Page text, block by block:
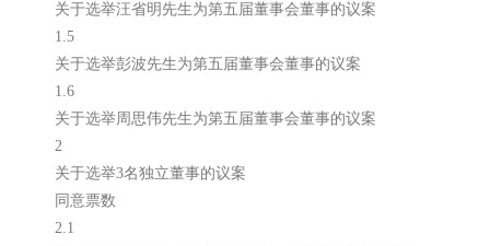
关于选举汪省明先生为第五届董事会董事的议案
1.5
关于选举彭波先生为第五届董事会董事的议案
1.6
关于选举周思伟先生为第五届董事会董事的议案
2
关于选举3名独立董事的议案
同意票数
2.1